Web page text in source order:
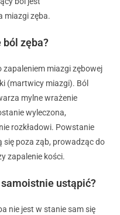
miazgi zęba.
zęba?
miazgi zębowej
(martwicy miazgi). Ból
mylne wrażenie
wyleczona,
rozkładowi. Powstanie
się poza ząb, prowadząc do
zapalenie kości.
ustąpić?
nie jest w stanie sam się